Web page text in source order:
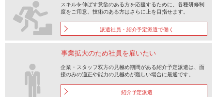
スキルを伸ばす意欲のある方を応援するために、各種研修制
度をご用意。技術のある方はさらに上を目指せます。
派遣社員・紹介予定派遣で働く
企業・スタッフ双方の見極め期間がある紹介予定派遣は、面
接のみの適正や能力の見極めが難しい場合に最適です。
紹介予定派遣